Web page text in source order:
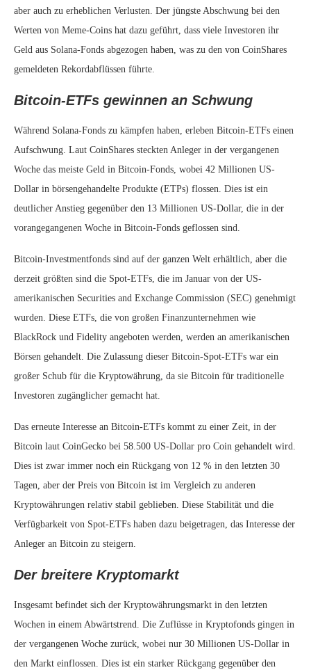
aber auch zu erheblichen Verlusten. Der jüngste Abschwung bei den
Werten von Meme-Coins hat dazu geführt, dass viele Investoren ihr
Geld aus Solana-Fonds abgezogen haben, was zu den von CoinShares
gemeldeten Rekordabflüssen führte.
Bitcoin-ETFs gewinnen an Schwung
Während Solana-Fonds zu kämpfen haben, erleben Bitcoin-ETFs einen
Aufschwung. Laut CoinShares steckten Anleger in der vergangenen
Woche das meiste Geld in Bitcoin-Fonds, wobei 42 Millionen US-
Dollar in börsengehandelte Produkte (ETPs) flossen. Dies ist ein
deutlicher Anstieg gegenüber den 13 Millionen US-Dollar, die in der
vorangegangenen Woche in Bitcoin-Fonds geflossen sind.
Bitcoin-Investmentfonds sind auf der ganzen Welt erhältlich, aber die
derzeit größten sind die Spot-ETFs, die im Januar von der US-
amerikanischen Securities and Exchange Commission (SEC) genehmigt
wurden. Diese ETFs, die von großen Finanzunternehmen wie
BlackRock und Fidelity angeboten werden, werden an amerikanischen
Börsen gehandelt. Die Zulassung dieser Bitcoin-Spot-ETFs war ein
großer Schub für die Kryptowährung, da sie Bitcoin für traditionelle
Investoren zugänglicher gemacht hat.
Das erneute Interesse an Bitcoin-ETFs kommt zu einer Zeit, in der
Bitcoin laut CoinGecko bei 58.500 US-Dollar pro Coin gehandelt wird.
Dies ist zwar immer noch ein Rückgang von 12 % in den letzten 30
Tagen, aber der Preis von Bitcoin ist im Vergleich zu anderen
Kryptowährungen relativ stabil geblieben. Diese Stabilität und die
Verfügbarkeit von Spot-ETFs haben dazu beigetragen, das Interesse der
Anleger an Bitcoin zu steigern.
Der breitere Kryptomarkt
Insgesamt befindet sich der Kryptowährungsmarkt in den letzten
Wochen in einem Abwärtstrend. Die Zuflüsse in Kryptofonds gingen in
der vergangenen Woche zurück, wobei nur 30 Millionen US-Dollar in
den Markt einflossen. Dies ist ein starker Rückgang gegenüber den